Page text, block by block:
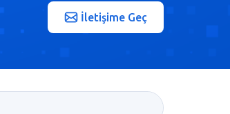
İletişime Geç